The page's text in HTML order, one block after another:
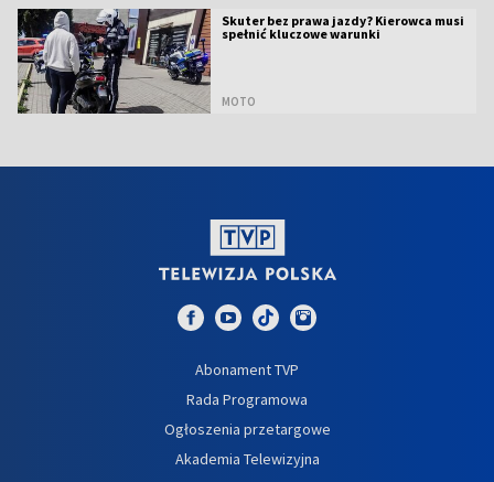
Skuter bez prawa jazdy? Kierowca musi
spełnić kluczowe warunki
MOTO
Abonament TVP
Rada Programowa
Ogłoszenia przetargowe
Akademia Telewizyjna